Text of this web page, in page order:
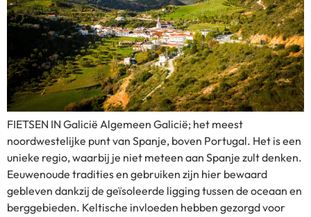
FIETSEN IN Galicië Algemeen Galicië; het meest
noordwestelijke punt van Spanje, boven Portugal. Het is een
unieke regio, waarbij je niet meteen aan Spanje zult denken.
Eeuwenoude tradities en gebruiken zijn hier bewaard
gebleven dankzij de geïsoleerde ligging tussen de oceaan en
berggebieden. Keltische invloeden hebben gezorgd voor